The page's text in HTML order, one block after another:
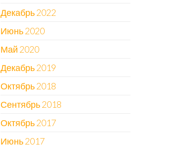
Декабрь 2022
Июнь 2020
Май 2020
Декабрь 2019
Октябрь 2018
Сентябрь 2018
Октябрь 2017
Июнь 2017